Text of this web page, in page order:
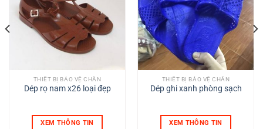
THIẾT BỊ BẢO VỆ CHÂN
Dép rọ nam x26 loại đẹp
XEM THÔNG TIN
THIẾT BỊ BẢO VỆ CHÂN
Dép ghi xanh phòng sạch
XEM THÔNG TIN